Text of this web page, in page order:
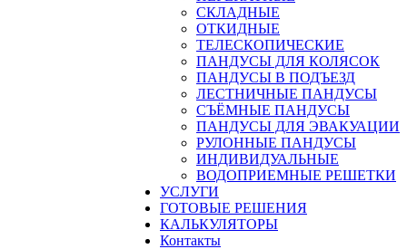
СКЛАДНЫЕ
ОТКИДНЫЕ
ТЕЛЕСКОПИЧЕСКИЕ
ПАНДУСЫ ДЛЯ КОЛЯСОК
ПАНДУСЫ В ПОДЪЕЗД
ЛЕСТНИЧНЫЕ ПАНДУСЫ
CЪЁМНЫЕ ПАНДУСЫ
ПАНДУСЫ ДЛЯ ЭВАКУАЦИИ
РУЛОННЫЕ ПАНДУСЫ
ИНДИВИДУАЛЬНЫЕ
ВОДОПРИЕМНЫЕ РЕШЕТКИ
УСЛУГИ
ГОТОВЫЕ РЕШЕНИЯ
КАЛЬКУЛЯТОРЫ
Контакты